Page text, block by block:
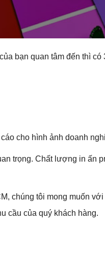
bạn quan tâm đến thì
cho hình ảnh doanh
trọng. Chất lượng in ấn
chúng tôi mong muốn
cầu của quý khách hàng.